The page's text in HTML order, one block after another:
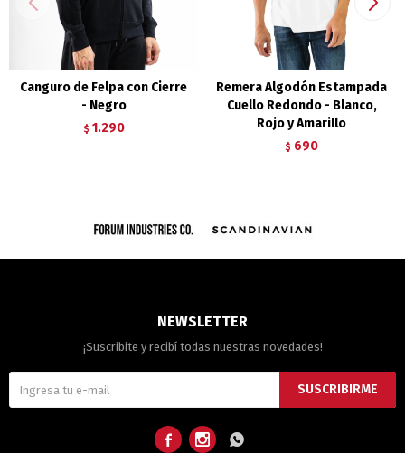
Canguro de Felpa con Cierre
- Negro
$ 1.290
Remera Algodón Estampada
Cuello Redondo - Blanco,
Rojo y Amarillo
$ 690
NEWSLETTER
¡Suscribite y recibí todas nuestras novedades!
SUSCRIBIRME
  